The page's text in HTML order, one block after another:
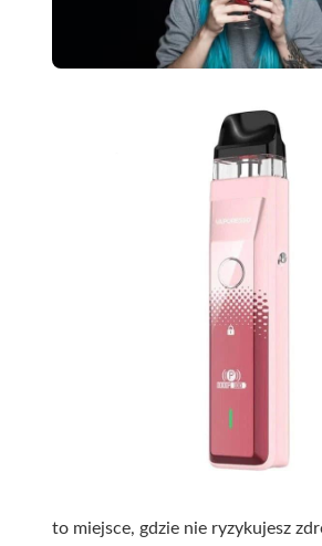
to miejsce, gdzie nie ryzykujesz